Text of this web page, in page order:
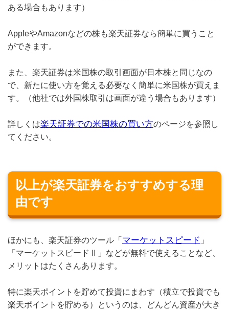
ある場合もあります）
AppleやAmazonなどの株も楽天証券なら簡単に買うこと
ができます。
また、楽天証券は米国株の取引画面が日本株と同じなの
で、新たに使い方を覚える必要なく簡単に米国株が買えま
す。（他社では外国株取引は画面が違う場合もあります）
詳しくは楽天証券での米国株の買い方のページを参照し
てください。
以上が楽天証券をおすすめする理
由です
ほかにも、楽天証券のツール「 マーケットスピード 」
「マーケットスピードⅡ」などが無料で使えることなど、
メリットはたくさんあります。
特に楽天ポイントを貯めて投資にまわす（積立で投資でも
楽天ポイントを貯める）というのは、どんどん資産が大き